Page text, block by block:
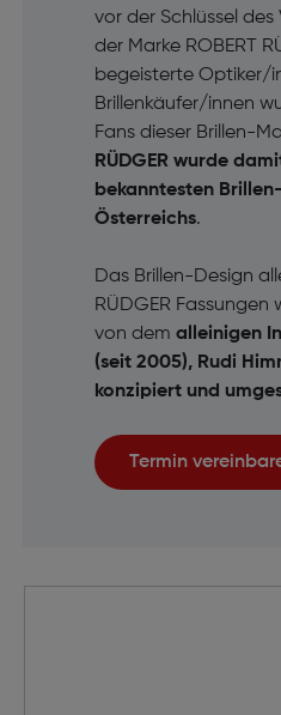
vor der Schlüssel des
der Marke ROBERT
begeisterte Optiker/
Brillenkäufer/innen
Fans dieser Brillen-
RÜDGER wurde
bekanntesten
Österreichs.
Das Brillen-Design
RÜDGER
von dem alleinigen
(seit 2005), Rudi
konzipiert und
Termin